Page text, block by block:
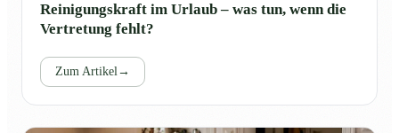
Reinigungskraft im Urlaub – was tun, wenn die
Vertretung fehlt?
Zum Artikel→